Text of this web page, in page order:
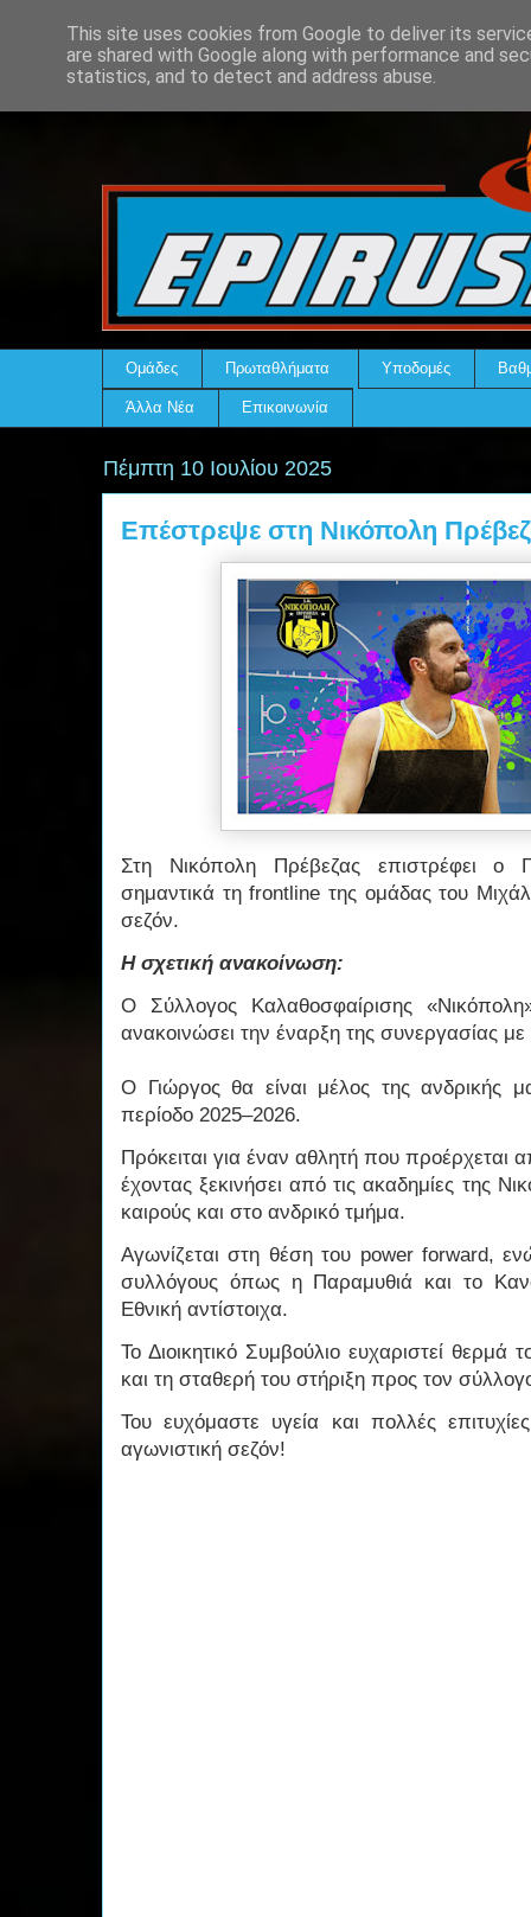
Ομάδες Πρωταθλήματα Υποδομές
Άλλα Νέα Επικοινωνία
Πέμπτη 10 Ιουλίου 2025
Επέστρεψε στη Νικόπολη
Στη Νικόπολη Πρέβεζας επιστρέφει ο
σημαντικά τη frontline της ομάδας του
σεζόν.
Η σχετική ανακοίνωση:
Ο Σύλλογος Καλαθοσφαίρισης
ανακοινώσει την έναρξη της συνεργασίας
Ο Γιώργος θα είναι μέλος της ανδρικής
περίοδο 2025–2026.
Πρόκειται για έναν αθλητή που
έχοντας ξεκινήσει από τις ακαδημίες της
καιρούς και στο ανδρικό τμήμα.
Αγωνίζεται στη θέση του power forward,
συλλόγους όπως η Παραμυθιά και το
Εθνική αντίστοιχα.
Το Διοικητικό Συμβούλιο ευχαριστεί θερμά
και τη σταθερή του στήριξη προς τον
Του ευχόμαστε υγεία και πολλές
αγωνιστική σεζόν!
This site uses cookies from Google to deliver its
are shared with Google along with performance and
statistics, and to detect and address abuse.